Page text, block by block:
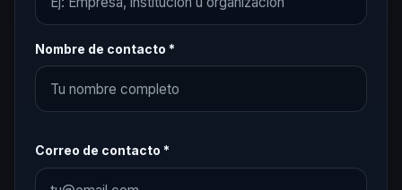
Nombre de contacto *
Correo de contacto *